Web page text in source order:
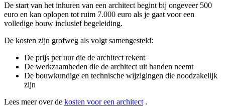
De start van het inhuren van een architect begint bij ongeveer 500
euro en kan oplopen tot ruim 7.000 euro als je gaat voor een
volledige bouw inclusief begeleiding.
De kosten zijn grofweg als volgt samengesteld:
De prijs per uur die de architect rekent
De werkzaamheden die de architect uit handen neemt
De bouwkundige en technische wijzigingen die noodzakelijk
zijn
Lees meer over de kosten voor een architect .